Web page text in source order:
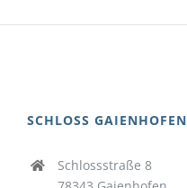
SCHLOSS GAIENHOFEN
Schlossstraße 8